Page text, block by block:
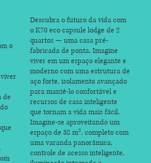
o
de
Descubra o futuro da vida com
o K70 eco capsule lodge de 2
quartos — uma casa pré-
fabricada de ponta. Imagine
viver em um espaço elegante e
moderno com uma estrutura de
aço forte, isolamento avançado
para mantê-lo confortável e
recursos de casa inteligente
que tornam a vida mais fácil.
Imagine-se aproveitando um
espaço de 38 m², completo com
uma varanda panorâmica,
controle de acesso inteligente,